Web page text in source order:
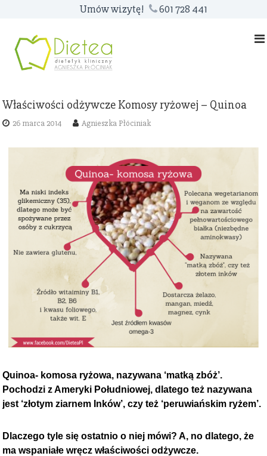
o
n
Umów wizytę! 601 728 441
Właściwości odżywcze Komosy ryżowej – Quinoa
26 marca 2014 Agnieszka Płóciniak
Quinoa- komosa ryżowa, nazywana ‘matką zbóż’.
Pochodzi z Ameryki Południowej, dlatego też nazywana
jest ‘złotym ziarnem Inków’, czy też ‘peruwiańskim ryżem’.
Dlaczego tyle się ostatnio o niej mówi? A, no dlatego, że
ma wspaniałe wręcz właściwości odżywcze.